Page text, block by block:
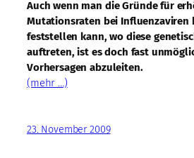
Auch wenn man die Gründe für
Mutationsraten bei Influenzaviren
feststellen kann, wo diese
auftreten, ist es doch fast
Vorhersagen abzuleiten.
(mehr …)
23. November 2009